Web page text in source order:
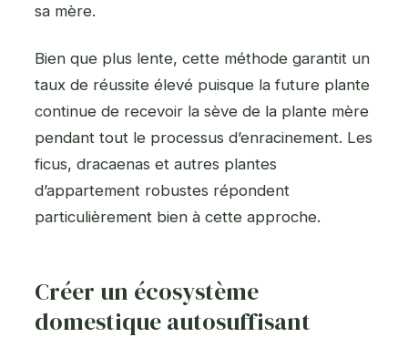
sa mère.
Bien que plus lente, cette méthode garantit un
taux de réussite élevé puisque la future plante
continue de recevoir la sève de la plante mère
pendant tout le processus d’enracinement. Les
ficus, dracaenas et autres plantes
d’appartement robustes répondent
particulièrement bien à cette approche.
Créer un écosystème
domestique autosuffisant